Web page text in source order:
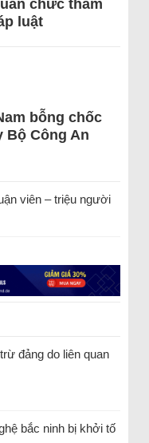
chức tham
luật
bỗng chốc
Công An
viên – triệu người
đảng do liên quan
bắc ninh bị khởi tố